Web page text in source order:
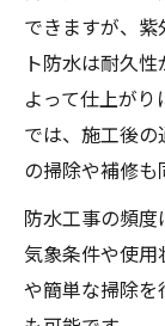
できますが、
ト防水は耐久
よって仕上が
では、施工後
の掃除や補修も
防水工事の頻度
気象条件や使用
や簡単な掃除を